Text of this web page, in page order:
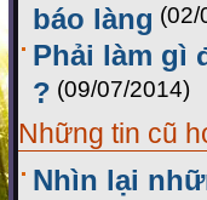
báo làng (02/
Phải làm gì
? (09/07/2014)
Những tin cũ
Nhìn lại